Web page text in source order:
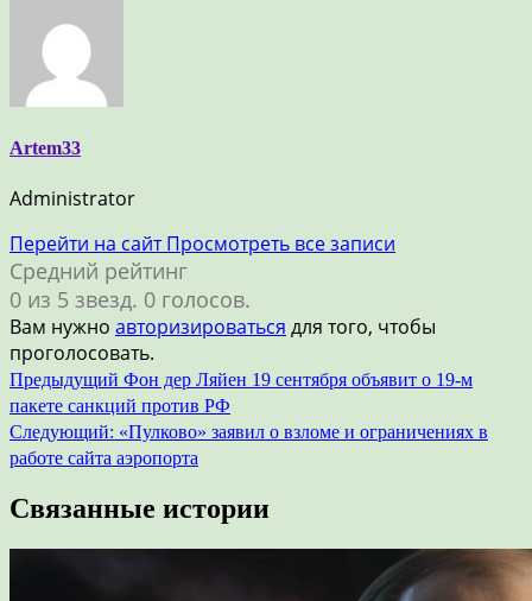
Artem33
Administrator
Перейти на сайтПросмотреть все записи
Средний рейтинг
0 из 5 звезд. 0 голосов.
Вам нужно авторизироваться для того, чтобы
проголосовать.
Навигация
по
записям
Предыдущий Фон дер Ляйен 19 сентября объявит о 19-м
пакете санкций против РФ
Следующий: «Пулково» заявил о взломе и ограничениях в
работе сайта аэропорта
Связанные истории